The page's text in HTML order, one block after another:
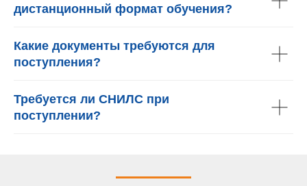
дистанционный формат обучения?
Какие документы требуются для
поступления?
Требуется ли СНИЛС при
поступлении?